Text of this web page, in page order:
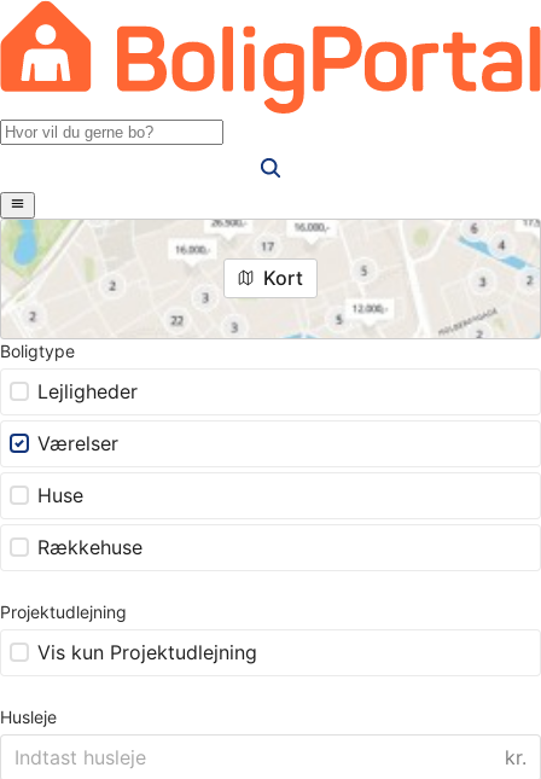
Kort
Boligtype
Lejligheder
Værelser
Huse
Rækkehuse
Projektudlejning
Vis kun Projektudlejning
Husleje
kr.